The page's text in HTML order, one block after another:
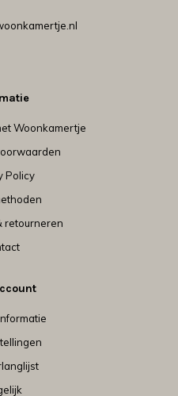
Woonkamertje
Policy
retourneren